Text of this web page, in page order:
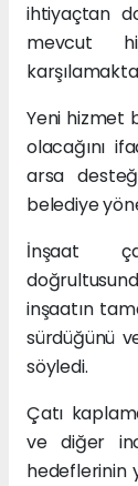
ihtiyaçtan
mevcut
Yeni hizmet
olacağını
arsa
belediye
İnşaat
inşaatın
sürdüğünü
söyledi.
Çatı
ve diğer
hedeflerinin